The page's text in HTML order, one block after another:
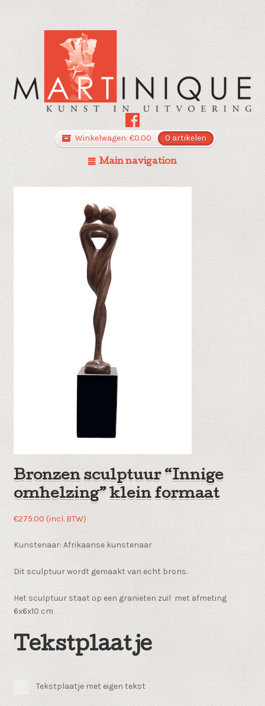
Winkelwagen: €0.00 0 artikelen
Main navigation
Bronzen sculptuur “Innige
omhelzing” klein formaat
€275.00 (incl. BTW)
Kunstenaar: Afrikaanse kunstenaar
Dit sculptuur wordt gemaakt van echt brons.
Het sculptuur staat op een granieten zuil met afmeting
6x6x10 cm
Tekstplaatje
Tekstplaatje met eigen tekst